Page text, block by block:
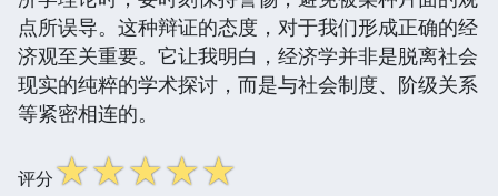
点所误导。这种辩证的态度，对于我们形成正确的经
济观至关重要。它让我明白，经济学并非是脱离社会
现实的纯粹的学术探讨，而是与社会制度、阶级关系
等紧密相连的。
评分☆☆☆☆☆